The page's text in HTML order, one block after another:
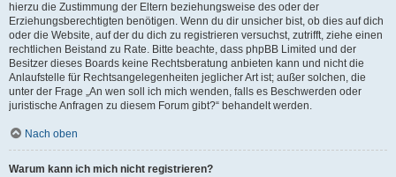
hierzu die Zustimmung der Eltern beziehungsweise des oder der
Erziehungsberechtigten benötigen. Wenn du dir unsicher bist, ob dies auf dich
oder die Website, auf der du dich zu registrieren versuchst, zutrifft, ziehe einen
rechtlichen Beistand zu Rate. Bitte beachte, dass phpBB Limited und der
Besitzer dieses Boards keine Rechtsberatung anbieten kann und nicht die
Anlaufstelle für Rechtsangelegenheiten jeglicher Art ist; außer solchen, die
unter der Frage „An wen soll ich mich wenden, falls es Beschwerden oder
juristische Anfragen zu diesem Forum gibt?“ behandelt werden.
Nach oben
Warum kann ich mich nicht registrieren?